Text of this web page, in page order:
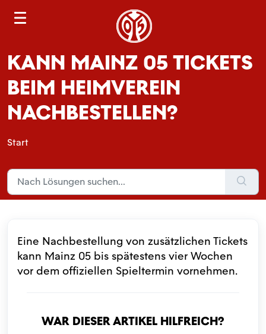
r
KANN MAINZ 05 TICKETS
BEIM HEIMVEREIN
NACHBESTELLEN?
Start
Eine Nachbestellung von zusätzlichen Tickets
kann Mainz 05 bis spätestens vier Wochen
vor dem offiziellen Spieltermin vornehmen.
War dieser Artikel hilfreich?